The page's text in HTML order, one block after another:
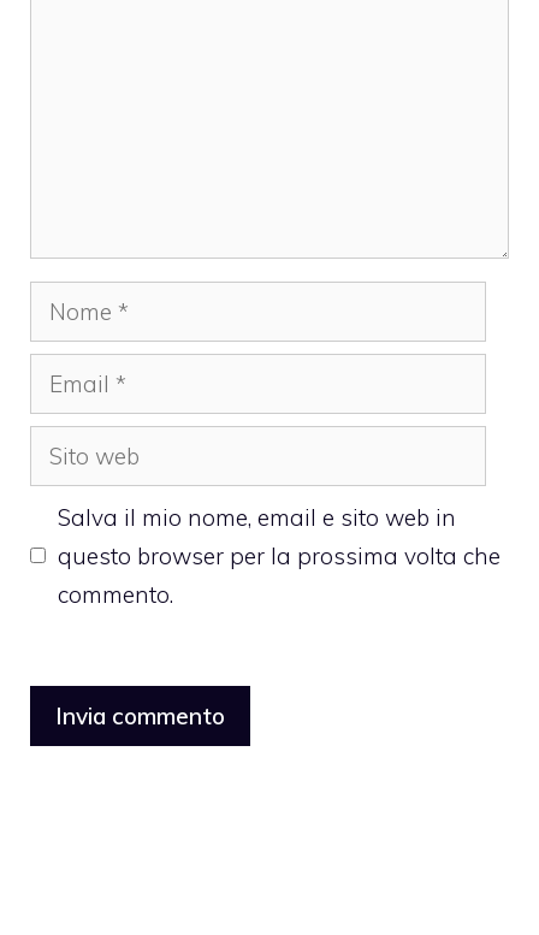
Nome
Email
Sito
web
Salva il mio nome, email e sito web in
questo browser per la prossima volta che
commento.